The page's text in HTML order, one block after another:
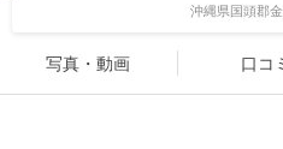
沖縄県国頭郡
写真・動画 口コ